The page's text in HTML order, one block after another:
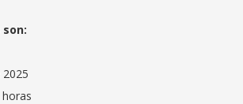
horas